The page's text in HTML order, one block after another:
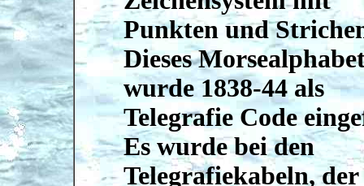
Punkten und
Dieses
wurde 1838-44 als
Telegrafie Code
Es wurde bei den
Telegrafiekabeln, der